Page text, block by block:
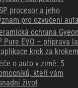
procesor a jeho
pro ozvučení auta
ochrana Gyeon
Pure EVO – příprava
krok za krokem
o auto v zimě: 5
kteří vám
život